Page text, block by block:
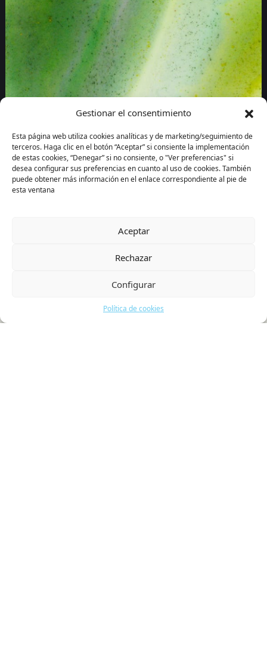
Gestionar el consentimiento
Esta página web utiliza cookies analíticas y de marketing/seguimiento de
terceros. Haga clic en el botón “Aceptar” si consiente la implementación
de estas cookies, “Denegar” si no consiente, o "Ver preferencias" si
desea configurar sus preferencias en cuanto al uso de cookies. También
puede obtener más información en el enlace correspondiente al pie de
esta ventana
Aceptar
Rechazar
Configurar
Política de cookies
Agenda
Actualidad
Contacto